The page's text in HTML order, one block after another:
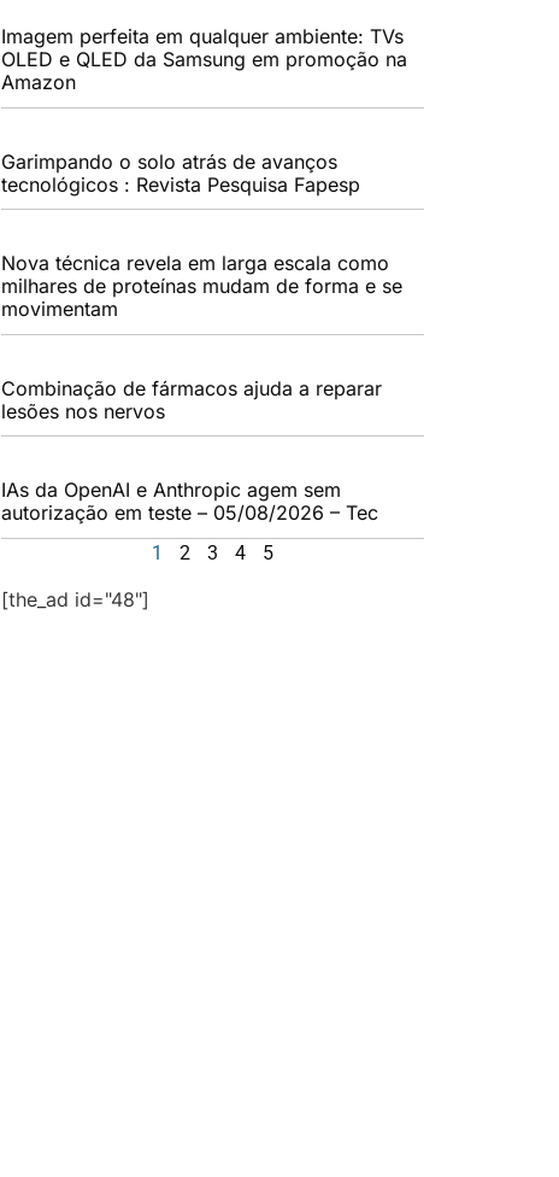
Imagem perfeita em qualquer ambiente: TVs
OLED e QLED da Samsung em promoção na
Amazon
Garimpando o solo atrás de avanços
tecnológicos : Revista Pesquisa Fapesp
Nova técnica revela em larga escala como
milhares de proteínas mudam de forma e se
movimentam
Combinação de fármacos ajuda a reparar
lesões nos nervos
IAs da OpenAI e Anthropic agem sem
autorização em teste – 05/08/2026 – Tec
1 2 3 4 5
[the_ad id="48"]